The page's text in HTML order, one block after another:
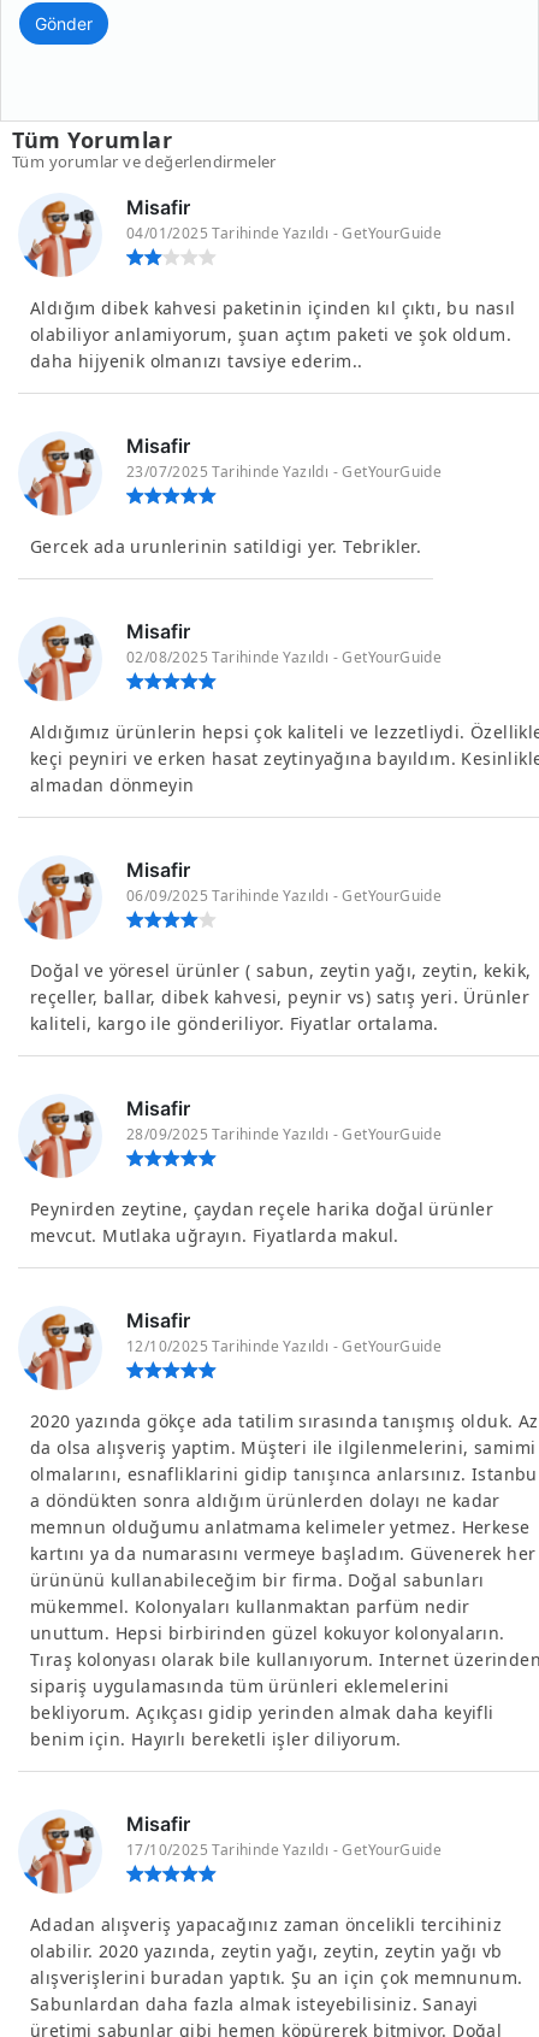
Gönder
Tüm Yorumlar
Tüm yorumlar ve değerlendirmeler
Misafir
04/01/2025 Tarihinde Yazıldı - GetYourGuide
Aldığım dibek kahvesi paketinin içinden kıl çıktı, bu nasıl
olabiliyor anlamiyorum, şuan açtım paketi ve şok oldum.
daha hijyenik olmanızı tavsiye ederim..
Misafir
23/07/2025 Tarihinde Yazıldı - GetYourGuide
Gercek ada urunlerinin satildigi yer. Tebrikler.
Misafir
02/08/2025 Tarihinde Yazıldı - GetYourGuide
Aldığımız ürünlerin hepsi çok kaliteli ve lezzetliydi.
keçi peyniri ve erken hasat zeytinyağına bayıldım.
almadan dönmeyin
Misafir
06/09/2025 Tarihinde Yazıldı - GetYourGuide
Doğal ve yöresel ürünler ( sabun, zeytin yağı, zeytin, kekik,
reçeller, ballar, dibek kahvesi, peynir vs) satış yeri. Ürünler
kaliteli, kargo ile gönderiliyor. Fiyatlar ortalama.
Misafir
28/09/2025 Tarihinde Yazıldı - GetYourGuide
Peynirden zeytine, çaydan reçele harika doğal ürünler
mevcut. Mutlaka uğrayın. Fiyatlarda makul.
Misafir
12/10/2025 Tarihinde Yazıldı - GetYourGuide
2020 yazında gökçe ada tatilim sırasında tanışmış olduk. Az
da olsa alışveriş yaptim. Müşteri ile ilgilenmelerini, samimi
olmalarını, esnafliklarini gidip tanışınca anlarsınız.
a döndükten sonra aldığım ürünlerden dolayı ne kadar
memnun olduğumu anlatmama kelimeler yetmez. Herkese
kartını ya da numarasını vermeye başladım. Güvenerek her
ürününü kullanabileceğim bir firma. Doğal sabunları
mükemmel. Kolonyaları kullanmaktan parfüm nedir
unuttum. Hepsi birbirinden güzel kokuyor kolonyaların.
Tıraş kolonyası olarak bile kullanıyorum. Internet
sipariş uygulamasında tüm ürünleri eklemelerini
bekliyorum. Açıkçası gidip yerinden almak daha keyifli
benim için. Hayırlı bereketli işler diliyorum.
Misafir
17/10/2025 Tarihinde Yazıldı - GetYourGuide
Adadan alışveriş yapacağınız zaman öncelikli tercihiniz
olabilir. 2020 yazında, zeytin yağı, zeytin, zeytin yağı vb
alışverişlerini buradan yaptık. Şu an için çok memnunum.
Sabunlardan daha fazla almak isteyebilisiniz. Sanayi
üretimi sabunlar gibi hemen köpürerek bitmiyor. Doğal